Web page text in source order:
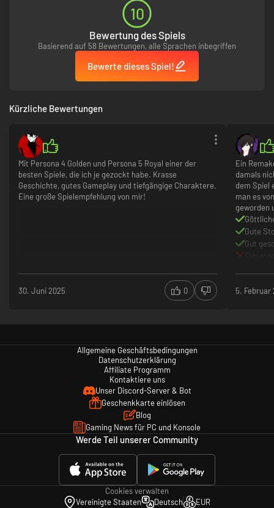
10
Bewertung des Spiels
Basierend auf 58 Bewertungen, alle Sprachen inbegriffen
Bewerte dieses Spiel!
Kürzliche Bewertungen
Mit Persona 4 Golden und Persona 5 Royal einer der
besten Spiele, die ich je gezockt habe. Krasse
Geschichte, gutes Gameplay und tiefgängige Charaktere.
Eine große Spielempfehlung von mir!
30. Juni 2025 0
Ein
damals
dem Spiel
man es
geworden
Gute
Gut
5. Februar
Allgemeine Geschäftsbedingungen
Datenschutzerklärung
Affiliate Programm
Kontaktiere uns
Unser Discord-Server & Bot
Geschenkkarte einlösen
Blog
Gaming News für PC und Konsole
Werde Teil unserer Community
Cookies verwalten
Vereinigte Staaten
Deutsch EUR